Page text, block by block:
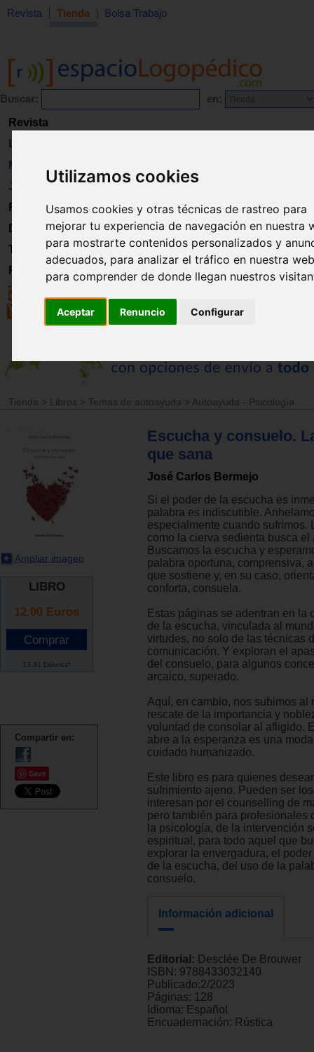
Utilizamos cookies
Usamos cookies y otras técnicas de rastreo para
mejorar tu experiencia de navegación en nuestra
para mostrarte contenidos personalizados y
adecuados, para analizar el tráfico en nuestra
para comprender de donde llegan nuestros
Aceptar Renuncio Configurar
Revista Tienda Bolsa Trabajo
Buscar: en:
Revista
Libros
Material
Juguetes
Formación
Directorio
Trabajo
Registro
Tienda > Libros > Temas de autoayuda > Autoayuda - Psicología
Ampliar imagen
LIBRO
12.00 Euros
13.31 Dólares*
Compartir en:
Save
Escucha y consuelo.
que sana
José Carlos Bermejo
Si el poder de la escucha es
palabra es indiscutible.
especialmente cuando sufrimos.
como la cierva sedienta busca el
Buscamos la escucha y
palabra oportuna, comprensiva,
que sostiene y, en su caso,
conforta, consuela.
Estas páginas se adentran en la
de la escucha, vinculada al
virtudes, no solo de las técnicas
comunicación. Y exploran el
del consuelo, para algunos
arcaico, superado.
Aquí, en cambio, nos subimos al
rescate de la importancia y
voluntad de consolar al afligido.
abre a la esperanza es una
cuidado humanizado.
Este libro es para quienes
sufrimiento ajeno. Pueden ser
interesan por el counselling de
pero también para profesionales
la psicología, de la intervención
espiritual, para todo aquel que
explorar la envergadura, el
de la escucha, del uso de la
consuelo.
Información adicional
Editorial: Desclée De Brouwer
ISBN: 9788433032140
Publicado:2/2023
Páginas: 128
Idioma: Español
Encuadernación: Rústica